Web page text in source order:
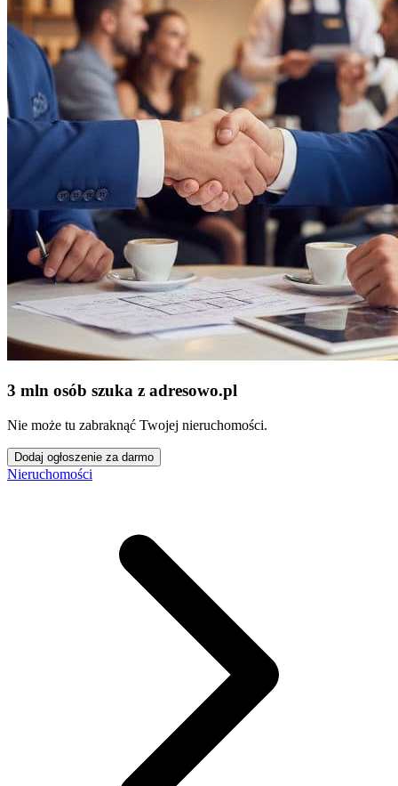
3 mln osób szuka z adresowo.pl
Nie może tu zabraknąć Twojej nieruchomości.
Dodaj ogłoszenie za darmo
Nieruchomości